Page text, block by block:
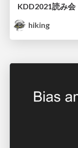
KDD2021読み会
hiking